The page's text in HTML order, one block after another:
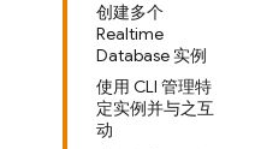
创建多个
Realtime
Database 实例
使用 CLI 管理特
定实例并与之互
动